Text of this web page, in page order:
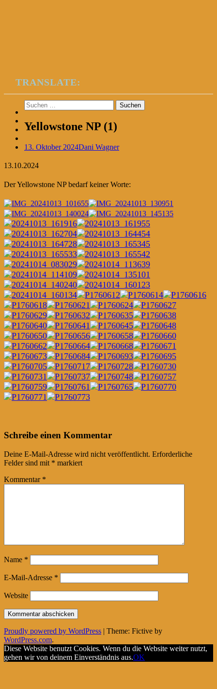
TRANSLATE:
Suchen
nach:
Yellowstone NP (1)
13. Oktober 2024Dani Wagner
13.10.2024
Der Yellowstone NP bedarf keiner Worte:
Post
navigation
←
→
Schreibe einen Kommentar
Deine E-Mail-Adresse wird nicht veröffentlicht. Erforderliche
Felder sind mit * markiert
Kommentar *
Name *
E-Mail-Adresse *
Website
Proudly powered by WordPress | Theme: Fictive by
WordPress.com.
Diese Website benutzt Cookies. Wenn du die Website weiter nutzt,
gehen wir von deinem Einverständnis aus.OK